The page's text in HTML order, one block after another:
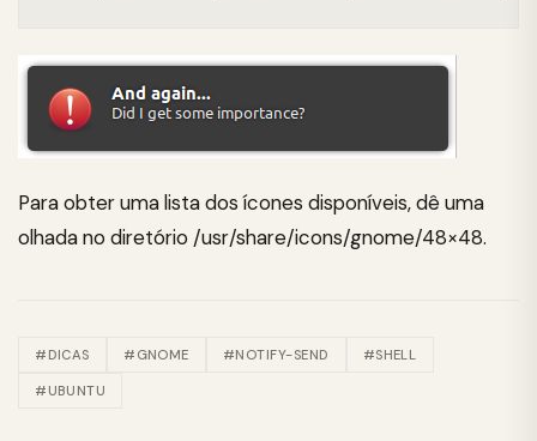
Para obter uma lista dos ícones disponíveis, dê uma
olhada no diretório /usr/share/icons/gnome/48×48.
#DICAS #GNOME #NOTIFY-SEND #SHELL
#UBUNTU